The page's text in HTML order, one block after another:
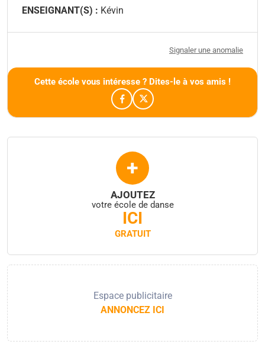
ENSEIGNANT(S) : Kévin
Signaler une anomalie
Cette école vous intéresse ? Dites-le à vos amis !
+
AJOUTEZ
votre école de danse
ICI
GRATUIT
Espace publicitaire
ANNONCEZ ICI